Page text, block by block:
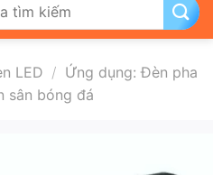
LED / Ứng dụng: Đèn pha
sân bóng đá